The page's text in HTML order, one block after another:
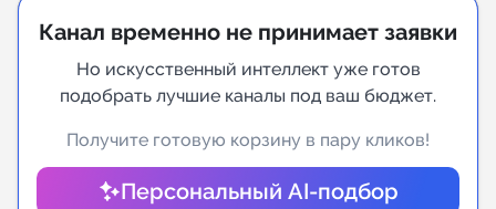
Аналитика MAX каналов
New
Индивидуальное сопровождение
Аналитика Telegram
Канал временно не принимает заявки
Но искусственный интеллект уже готов
подобрать лучшие каналы под ваш бюджет.
Получите готовую корзину в пару кликов!
Персональный AI-подбор